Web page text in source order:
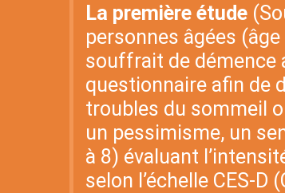
La première étude
personnes âgées
souffrait de démence
questionnaire afin de
troubles du sommeil
un pessimisme, un
à 8) évaluant
selon l’échelle CES-